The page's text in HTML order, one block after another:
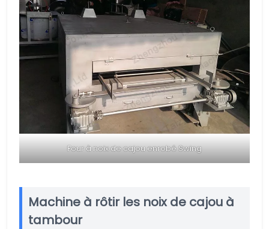
Four à noix de cajou enrobé Swing
Machine à rôtir les noix de cajou à
tambour